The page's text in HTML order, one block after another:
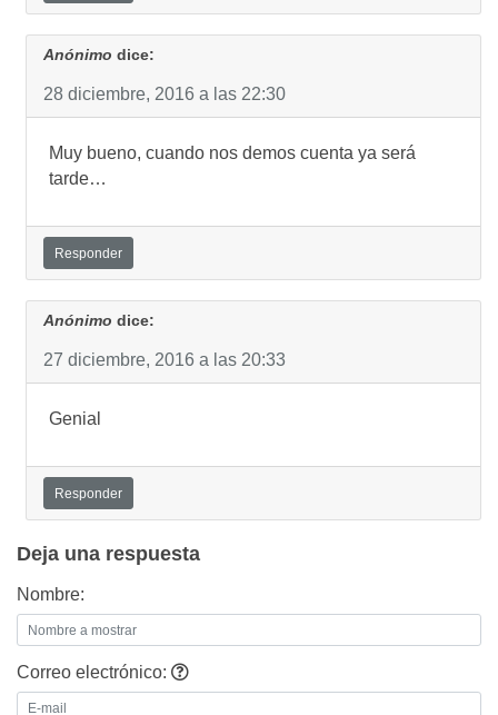
Anónimo dice:
28 diciembre, 2016 a las 22:30
Muy bueno, cuando nos demos cuenta ya será
tarde…
Responder
Anónimo dice:
27 diciembre, 2016 a las 20:33
Genial
Responder
Deja una respuesta
Nombre:
Correo electrónico: